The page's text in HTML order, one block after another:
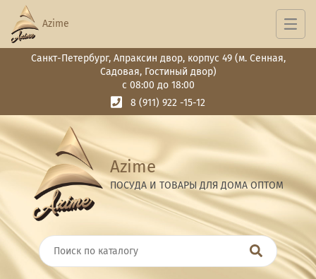
Санкт-Петербург, Апраксин двор, корпус 49 (м. Сенная,
Садовая, Гостиный двор)
с 08:00 до 18:00
8 (911) 922 -15-12
Azime
ПОСУДА И ТОВАРЫ ДЛЯ ДОМА ОПТОМ
Azime